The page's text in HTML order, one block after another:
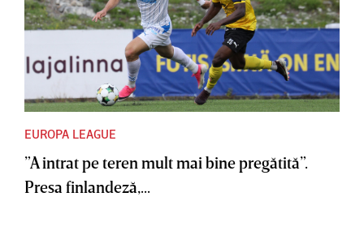
EUROPA LEAGUE
”A intrat pe teren mult mai bine pregătită”.
Presa finlandeză,...